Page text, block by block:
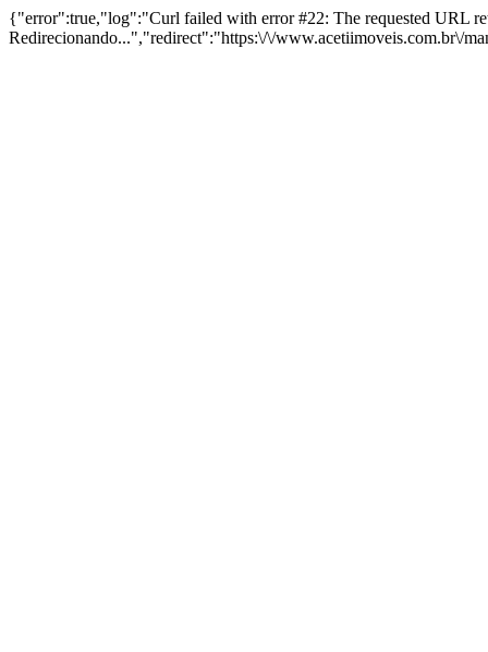
{"error":true,"log":"Curl failed with error #22: The requested URL
Redirecionando...","redirect":"https:\/\/www.acetiimoveis.com.br\/